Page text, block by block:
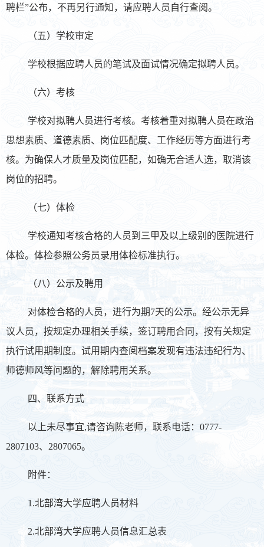
聘栏”公布，不再另行通知，请应聘人员自行查阅。
（五）学校审定
学校根据应聘人员的笔试及面试情况确定拟聘人员。
（六）考核
学校对拟聘人员进行考核。考核着重对拟聘人员在政治
思想素质、道德素质、岗位匹配度、工作经历等方面进行考
核。为确保人才质量及岗位匹配，如确无合适人选，取消该
岗位的招聘。
（七）体检
学校通知考核合格的人员到三甲及以上级别的医院进行
体检。体检参照公务员录用体检标准执行。
（八）公示及聘用
对体检合格的人员，进行为期7天的公示。经公示无异
议人员，按规定办理相关手续，签订聘用合同，按有关规定
执行试用期制度。试用期内查阅档案发现有违法违纪行为、
师德师风等问题的，解除聘用关系。
四、联系方式
以上未尽事宜,请咨询陈老师，联系电话：0777-
2807103、2807065。
附件：
1.北部湾大学应聘人员材料
2.北部湾大学应聘人员信息汇总表